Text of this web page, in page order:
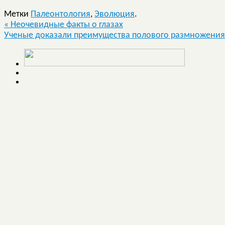
Метки Палеонтология, Эволюция.
« Неочевидные факты о глазах
Ученые доказали преимущества полового